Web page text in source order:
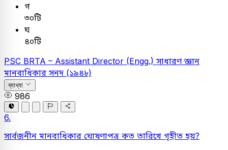
গ
৩০টি
ঘ
৪০টি
PSC BRTA – Assistant Director (Engg.) সাধারণ জ্ঞান
মানবাধিকার সনদ (১৯৪৮)
ব্যাখ্যা
986
6.
সার্বজনীন মানবাধিকার ঘোষণাপত্র কত তারিখে গৃহীত হয়?